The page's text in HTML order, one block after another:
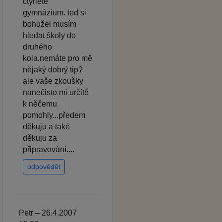
gymnázium. ted si
bohužel musím
hledat školy do
druhého
kola.nemáte pro mě
nějaký dobrý tip?
ale vaše zkoušky
nanečisto mi určitě
k něčemu
pomohly...předem
děkuju a také
děkuju za
připravování....
odpovědět
Petr – 26.4.2007